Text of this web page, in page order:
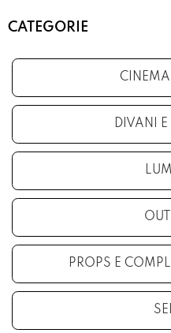
CATEGORIE
CINEMA
DIVANI
PROPS E